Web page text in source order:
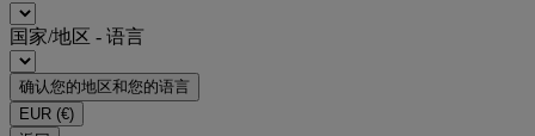
国家/地区 - 语言
确认您的地区和您的语言
EUR (€)